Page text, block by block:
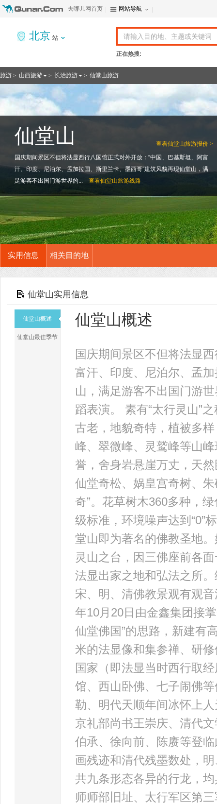
去哪儿网首页 网站导航
北京 站
正在热搜:
旅游 > 山西旅游 > 长治旅游 > 仙堂山旅游
查看仙堂山旅游报价 >
仙堂山
国庆期间景区不但将法显西行八国馆正式对外开放：“中国、巴基斯坦、阿富
汗、印度、尼泊尔、孟加拉国、斯里兰卡、墨西哥”建筑风貌再现仙堂山，满
足游客不出国门游世界的...
查看仙堂山旅游线路
实用信息 相关目的地
仙堂山实用信息
仙堂山概述
仙堂山最佳季节
仙堂山概述
国庆期间景区不但将法显
富汗、印度、尼泊尔、孟
山，满足游客不出国门游
蹈表演。 素有“太行灵山”
古老，地貌奇特，植被多
峰、翠微峰、灵鹫峰等山
誉，舍身岩悬崖万丈，天
仙堂奇松、娲皇宫奇树、
奇”。花草树木360多种，
级标准，环境噪声达到“0”
堂山即为著名的佛教圣地
灵山之台，因三佛座前各
法显出家之地和弘法之所
宋、明、清佛教景观有观
年10月20日由金鑫集团接
仙堂佛国”的思路，新建有
米的法显像和集参禅、研
国家（即法显当时西行取
馆、西山卧佛、七子闹佛
勒、明代天顺年间冰怀上
京礼部尚书王崇庆、清代
伯承、徐向前、陈赓等登
画残迹和清代残墨数处，
共九条形态各异的行龙，
师师部旧址、太行军区第